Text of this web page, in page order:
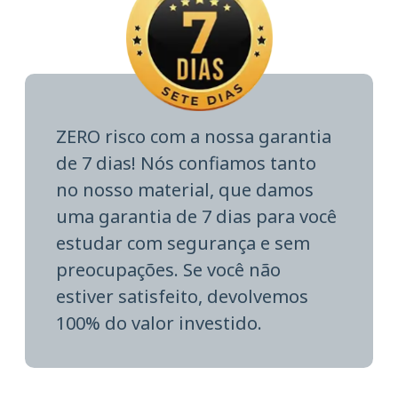
ZERO risco com a nossa garantia
de 7 dias! Nós confiamos tanto
no nosso material, que damos
uma garantia de 7 dias para você
estudar com segurança e sem
preocupações. Se você não
estiver satisfeito, devolvemos
100% do valor investido.